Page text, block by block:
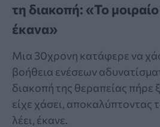
τη διακοπή: «Το
έκανα»
Μια 30χρονη κατάφερε να
βοήθεια ενέσεων
διακοπή της θεραπείας πήρε
είχε χάσει, αποκαλύπτοντας
λέει, έκανε.